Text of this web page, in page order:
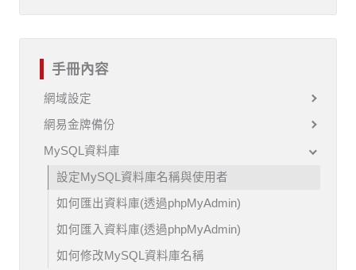
手冊內容
網域設定
網易金牌備份
MySQL資料庫
設定MySQL資料庫名稱與使用者
如何匯出資料庫(透過phpMyAdmin)
如何匯入資料庫(透過phpMyAdmin)
如何修改MySQL資料庫名稱